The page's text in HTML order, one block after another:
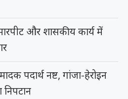
और शासकीय कार्य में
पदार्थ नष्ट, गांजा-हेरोइन